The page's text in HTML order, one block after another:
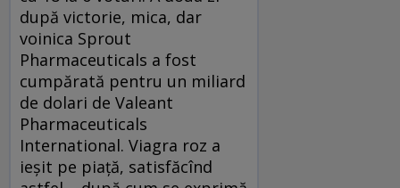
după victorie, mica, dar
voinica Sprout
Pharmaceuticals a fost
cumpărată pentru un miliard
de dolari de Valeant
Pharmaceuticals
International. Viagra roz a
ieșit pe piață, satisfăcînd